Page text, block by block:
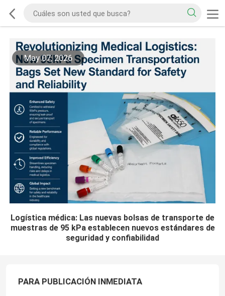
May 07, 2026
Logística médica: Las nuevas bolsas de transporte de
muestras de 95 kPa establecen nuevos estándares de
seguridad y confiabilidad
PARA PUBLICACIÓN INMEDIATA